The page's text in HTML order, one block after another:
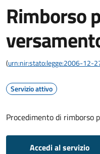
Rimborso
(urn:nir:stato:legge:2006-12-
Servizio attivo
Procedimento di rimborso
Accedi al servizio